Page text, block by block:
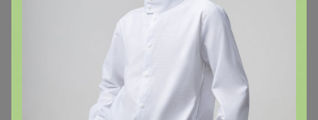
Гений СП
5 марта, 2026 18:48
, подскажите когда будете проверять оплату?